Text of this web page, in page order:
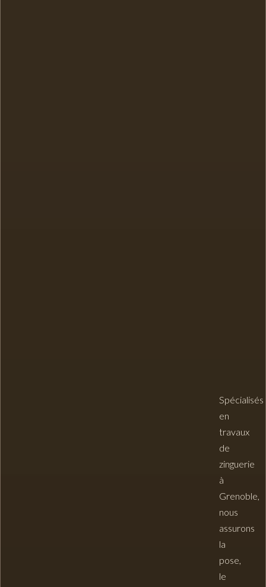
Spécialisés
en
travaux
de
zinguerie
à
Grenoble
nous
assurons
la
pose,
le